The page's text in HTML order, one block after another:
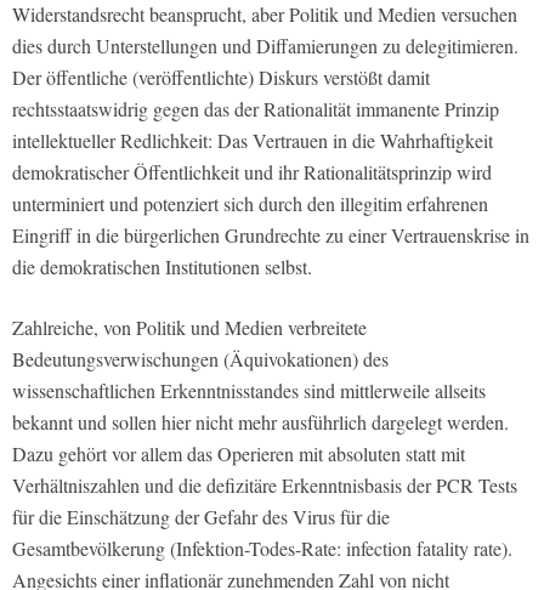
Widerstandsrecht beansprucht, aber Politik und Medien versuchen
dies durch Unterstellungen und Diffamierungen zu delegitimieren.
Der öffentliche (veröffentlichte) Diskurs verstößt damit
rechtsstaatswidrig gegen das der Rationalität immanente Prinzip
intellektueller Redlichkeit: Das Vertrauen in die Wahrhaftigkeit
demokratischer Öffentlichkeit und ihr Rationalitätsprinzip wird
unterminiert und potenziert sich durch den illegitim erfahrenen
Eingriff in die bürgerlichen Grundrechte zu einer Vertrauenskrise in
die demokratischen Institutionen selbst.
Zahlreiche, von Politik und Medien verbreitete
Bedeutungsverwischungen (Äquivokationen) des
wissenschaftlichen Erkenntnisstandes sind mittlerweile allseits
bekannt und sollen hier nicht mehr ausführlich dargelegt werden.
Dazu gehört vor allem das Operieren mit absoluten statt mit
Verhältniszahlen und die defizitäre Erkenntnisbasis der PCR Tests
für die Einschätzung der Gefahr des Virus für die
Gesamtbevölkerung (Infektion-Todes-Rate: infection fatality rate).
Angesichts einer inflationär zunehmenden Zahl von nicht